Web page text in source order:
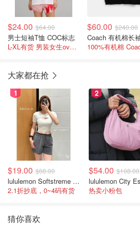
$24.00 $64.00
男士短袖T恤 COC标志
L-XL有货 男装女生oversize当长tee裙穿
$60.00 $240.00
大家都在抢
1
$19.00 $88.00
lululemon Softstreme 女士高腰短裤 10cm
2.1折抄底，0~4码有货
2
$54.00 $108.00
热卖小粉包
猜你喜欢